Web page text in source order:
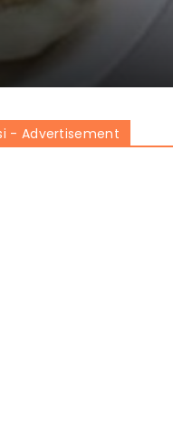
- Advertisement